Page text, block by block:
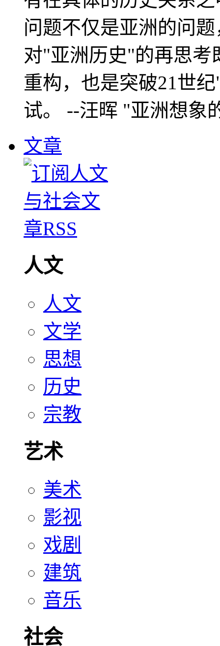
问题不仅是亚洲的问
对"亚洲历史"的再思考
重构，也是突破21世
试。 --汪晖 "亚洲想象
文章
人文
人文
文学
思想
历史
宗教
艺术
美术
影视
戏剧
建筑
音乐
社会